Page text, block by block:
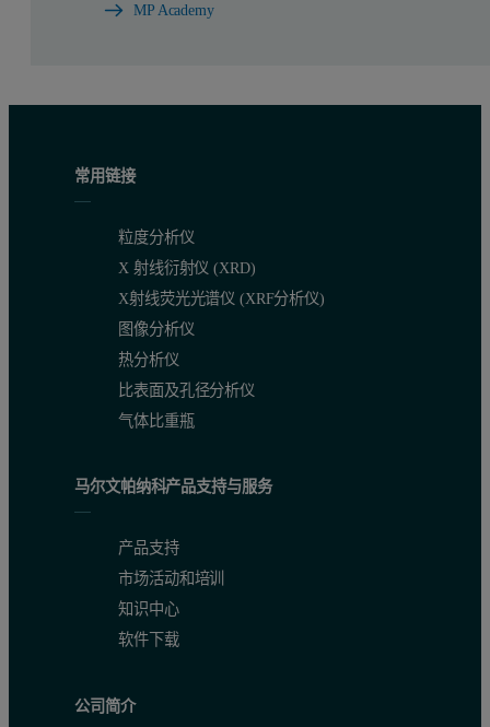
MP Academy
常用链接
粒度分析仪
X 射线衍射仪 (XRD)
X射线荧光光谱仪 (XRF分析仪)
图像分析仪
热分析仪
比表面及孔径分析仪
气体比重瓶
马尔文帕纳科产品支持与服务
产品支持
市场活动和培训
知识中心
软件下载
公司简介